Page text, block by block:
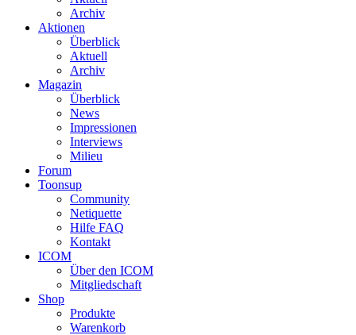
Archiv
Aktionen
Überblick
Aktuell
Archiv
Magazin
Überblick
News
Impressionen
Interviews
Milieu
Forum
Toonsup
Community
Netiquette
Hilfe FAQ
Kontakt
ICOM
Über den ICOM
Mitgliedschaft
Shop
Produkte
Warenkorb